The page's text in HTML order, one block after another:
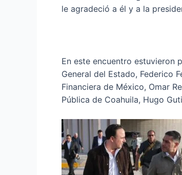
le agradeció a él y a la
En este encuentro estuvieron
General del Estado, Federico
Financiera de México, Omar
Pública de Coahuila, Hugo